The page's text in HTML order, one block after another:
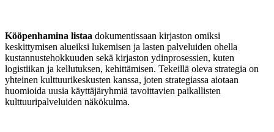
Kööpenhamina listaa dokumentissaan kirjaston omiksi
keskittymisen alueiksi lukemisen ja lasten palveluiden ohella
kustannustehokkuuden sekä kirjaston ydinprosessien, kuten
logistiikan ja kellutuksen, kehittämisen. Tekeillä oleva strategia on
yhteinen kulttuurikeskusten kanssa, joten strategiassa aiotaan
huomioida uusia käyttäjäryhmiä tavoittavien paikallisten
kulttuuripalveluiden näkökulma.